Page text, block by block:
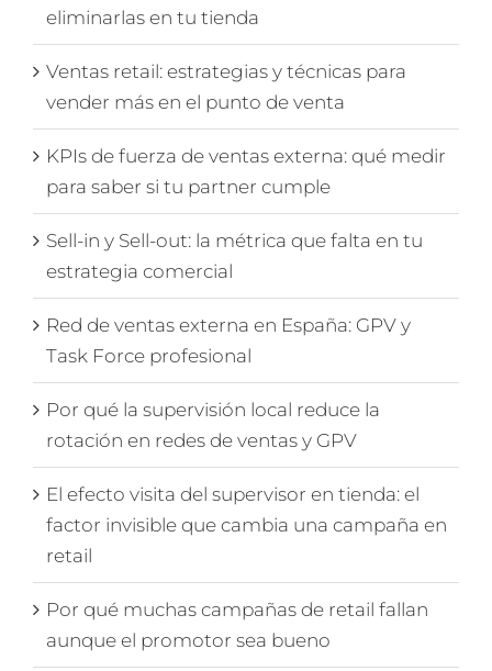
eliminarlas en tu tienda
Ventas retail: estrategias y técnicas para
vender más en el punto de venta
KPIs de fuerza de ventas externa: qué medir
para saber si tu partner cumple
Sell-in y Sell-out: la métrica que falta en tu
estrategia comercial
Red de ventas externa en España: GPV y
Task Force profesional
Por qué la supervisión local reduce la
rotación en redes de ventas y GPV
El efecto visita del supervisor en tienda: el
factor invisible que cambia una campaña en
retail
Por qué muchas campañas de retail fallan
aunque el promotor sea bueno